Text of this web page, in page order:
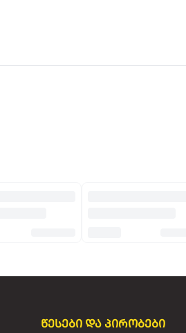
წესები და პირობები